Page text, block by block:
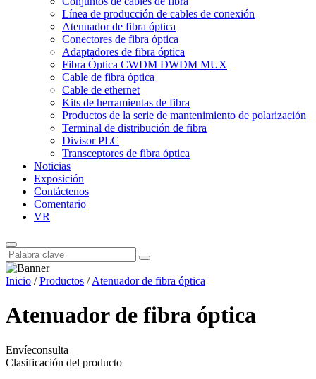
Línea de producción de cables de conexión
Atenuador de fibra óptica
Conectores de fibra óptica
Adaptadores de fibra óptica
Fibra Óptica CWDM DWDM MUX
Cable de fibra óptica
Cable de ethernet
Kits de herramientas de fibra
Productos de la serie de mantenimiento de polarización
Terminal de distribución de fibra
Divisor PLC
Transceptores de fibra óptica
Noticias
Exposición
Contáctenos
Comentario
VR
Inicio /Productos /Atenuador de fibra óptica
Atenuador de fibra óptica
Envíeconsulta
Clasificación del producto